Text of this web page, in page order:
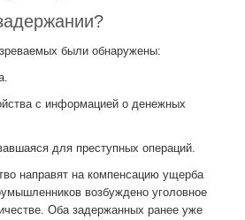
были обнаружены:
с информацией о денежных
для преступных операций.
направят на компенсацию ущерба
возбуждено уголовное
Оба задержанных ранее уже